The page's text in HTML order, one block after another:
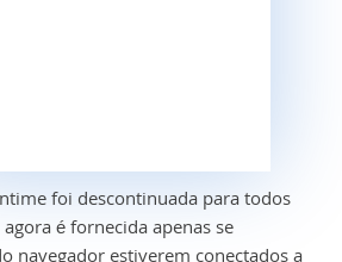
foi descontinuada para todos
agora é fornecida apenas se
navegador estiverem conectados a